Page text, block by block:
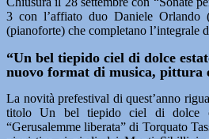
3 con l’affiato duo Daniele Orlando
(pianoforte) che completano l’integrale
“Un bel tiepido ciel di dolce
nuovo format di musica, pittura
La novità prefestival di quest’anno
titolo Un bel tiepido ciel di dolce
“Gerusalemme liberata” di Torquato